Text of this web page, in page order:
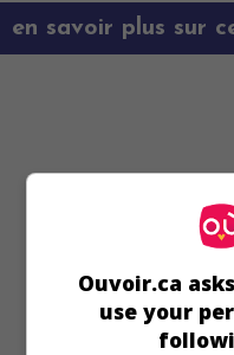
en savoir plus sur
Ouvoir.ca
use your